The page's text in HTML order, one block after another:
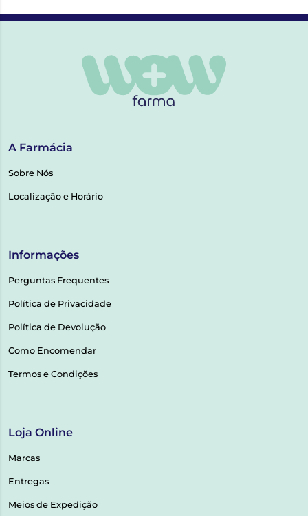
A Farmácia
Sobre Nós
Localização e Horário
Informações
Perguntas Frequentes
Política de Privacidade
Política de Devolução
Como Encomendar
Termos e Condições
Loja Online
Marcas
Entregas
Meios de Expedição